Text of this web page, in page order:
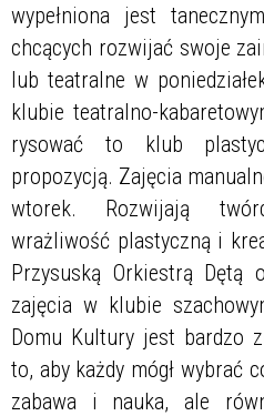
wypełniona jest
chcących rozwijać swoje
lub teatralne w
klubie teatralno-
rysować to klub
propozycją. Zajęcia
wtorek. Rozwijają
wrażliwość plastyczną i
Przysuską Orkiestrą
zajęcia w klubie
Domu Kultury jest bardzo
to, aby każdy mógł wybrać
zabawa i nauka, ale